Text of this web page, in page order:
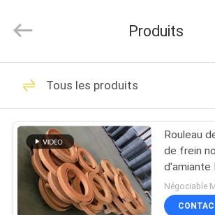
MAISON
PRODUITS
AU
SUJET
Kebona
Industry
All
Reserved.
Petit pain de
doublure de
Produits
Tous les produits
Rouleau
de frein
d'amiante
frein de
meilleur prix